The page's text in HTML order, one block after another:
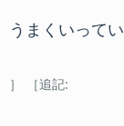
うまくいって